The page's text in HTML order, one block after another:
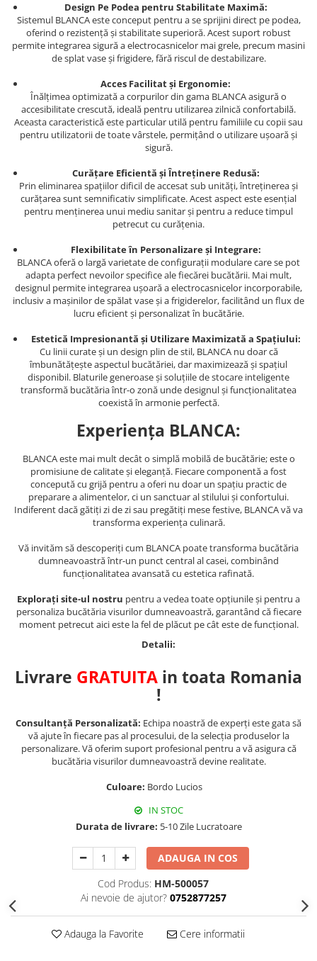
Design Pe Podea pentru Stabilitate Maximă:
Sistemul BLANCA este conceput pentru a se sprijini direct pe podea,
oferind o rezistență și stabilitate superioră. Acest suport robust
permite integrarea sigură a electrocasnicelor mai grele, precum masini
de splat vase și frigidere, fără riscul de destabilizare.
Acces Facilitat și Ergonomie:
Înălțimea optimizată a corpurilor din gama BLANCA asigură o
accesibilitate crescută, ideală pentru utilizarea zilnică confortabilă.
Aceasta caracteristică este particular utilă pentru familiile cu copii sau
pentru utilizatorii de toate vârstele, permițând o utilizare ușoară și
sigură.
Curățare Eficientă și Întreținere Redusă:
Prin eliminarea spațiilor dificil de accesat sub unități, întreținerea și
curățarea sunt semnificativ simplificate. Acest aspect este esențial
pentru menținerea unui mediu sanitar și pentru a reduce timpul
petrecut cu curățenia.
Flexibilitate în Personalizare și Integrare:
BLANCA oferă o largă varietate de configurații modulare care se pot
adapta perfect nevoilor specifice ale fiecărei bucătării. Mai mult,
designul permite integrarea ușoară a electrocasnicelor incorporabile,
inclusiv a mașinilor de spălat vase și a frigiderelor, facilitând un flux de
lucru eficient și personalizat în bucătărie.
Estetică Impresionantă și Utilizare Maximizată a Spațiului:
Cu linii curate și un design plin de stil, BLANCA nu doar că
îmbunătățește aspectul bucătăriei, dar maximizează și spațiul
disponibil. Blaturile generoase și soluțiile de stocare inteligente
transformă bucătăria într-o zonă unde designul și funcționalitatea
coexistă în armonie perfectă.
Experiența BLANCA:
BLANCA este mai mult decât o simplă mobilă de bucătărie; este o
promisiune de calitate și eleganță. Fiecare componentă a fost
concepută cu grijă pentru a oferi nu doar un spațiu practic de
preparare a alimentelor, ci un sanctuar al stilului și confortului.
Indiferent dacă gătiți zi de zi sau pregătiți mese festive, BLANCA vă va
transforma experiența culinară.
Vă invităm să descoperiți cum BLANCA poate transforma bucătăria
dumneavoastră într-un punct central al casei, combinând
funcționalitatea avansată cu estetica rafinată.
Explorați site-ul nostru pentru a vedea toate opțiunile și pentru a
personaliza bucătăria visurilor dumneavoastră, garantând că fiecare
moment petrecut aici este la fel de plăcut pe cât este de funcțional.
Detalii:
Livrare GRATUITA in toata Romania
!
Consultanță Personalizată: Echipa noastră de experți este gata să
vă ajute în fiecare pas al procesului, de la selecția produselor la
personalizare. Vă oferim suport profesional pentru a vă asigura că
bucătăria visurilor dumneavoastră devine realitate.
Culoare: Bordo Lucios
IN STOC
Durata de livrare: 5-10 Zile Lucratoare
ADAUGA IN COS
Cod Produs: HM-500057
Ai nevoie de ajutor? 0752877257
Adauga la Favorite Cere informatii